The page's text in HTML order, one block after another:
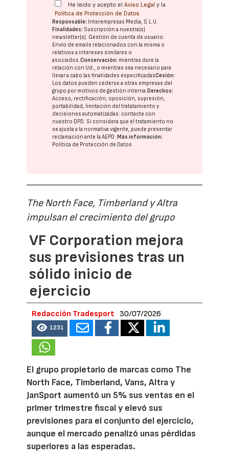
He leído y acepto elAviso Legal y la
Política de Protección de Datos
Responsable: Interempresas Media, S.L.U.
Finalidades: Suscripción a nuestra(s)
newsletter(s). Gestión de cuenta de usuario.
Envío de emails relacionados con la misma o
relativos a intereses similares o
asociados.Conservación: mientras dure la
relación con Ud., o mientras sea necesario para
llevar a cabo las finalidades especificadasCesión:
Los datos pueden cederse a otras empresas del
grupo por motivos de gestión interna.Derechos:
Acceso, rectificación, oposición, supresión,
portabilidad, limitación del tratatamiento y
decisiones automatizadas: contacte con
nuestro DPD. Si considera que el tratamiento no
se ajusta a la normativa vigente, puede presentar
reclamación ante laAEPD.Más información:
Política de Protección de Datos
The North Face, Timberland y Altra
impulsan el crecimiento del grupo
VF Corporation mejora
sus previsiones tras un
sólido inicio de
ejercicio
Redacción Tradesport 30/07/2026
1231
El grupo propietario de marcas como The
North Face, Timberland, Vans, Altra y
JanSport aumentó un 5% sus ventas en el
primer trimestre fiscal y elevó sus
previsiones para el conjunto del ejercicio,
aunque el mercado penalizó unas pérdidas
superiores a las esperadas.